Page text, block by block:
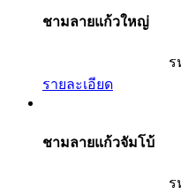
ชามลายแก้วใหญ่
ร
รายละเอียด
ชามลายแก้วจัมโบ้
ร